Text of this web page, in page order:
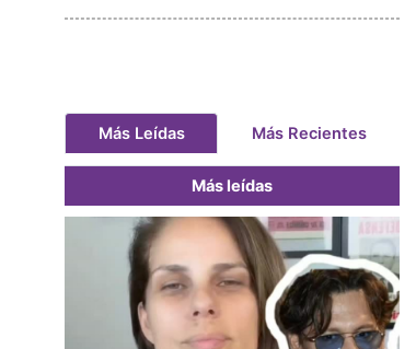
Más Leídas Más Recientes
Más leídas